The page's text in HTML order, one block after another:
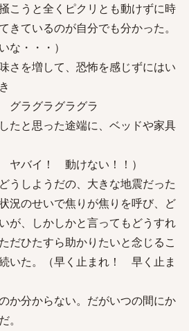
こうと全くピクリとも動けずに時
きているのが自分でも分かった。
な・・・）
さを増して、恐怖を感じずにはい
ラグラグラグラ
たと思った途端に、ベッドや家具
ヤバイ！ 動けない！！）
うしようだの、大きな地震だった
況のせいで焦りが焦りを呼び、ど
が、しかしかと言ってもどうすれ
だひたすら助かりたいと念じるこ
いた。（早く止まれ！ 早く止ま
か分からない。だがいつの間にか
。